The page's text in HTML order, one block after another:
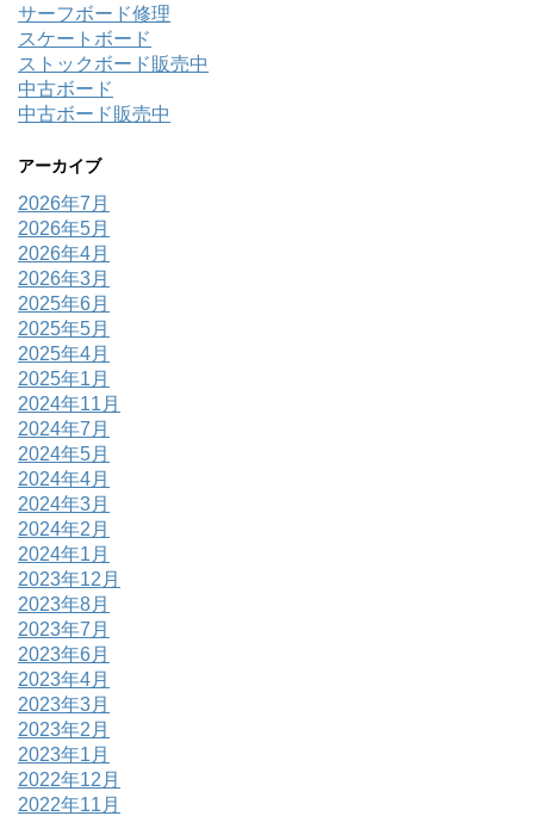
サーフボード修理
スケートボード
ストックボード販売中
中古ボード
中古ボード販売中
アーカイブ
2026年7月
2026年5月
2026年4月
2026年3月
2025年6月
2025年5月
2025年4月
2025年1月
2024年11月
2024年7月
2024年5月
2024年4月
2024年3月
2024年2月
2024年1月
2023年12月
2023年8月
2023年7月
2023年6月
2023年4月
2023年3月
2023年2月
2023年1月
2022年12月
2022年11月